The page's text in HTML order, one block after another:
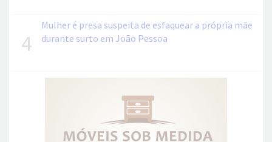
4
Mulher é presa suspeita de esfaquear a própria mãe
durante surto em João Pessoa